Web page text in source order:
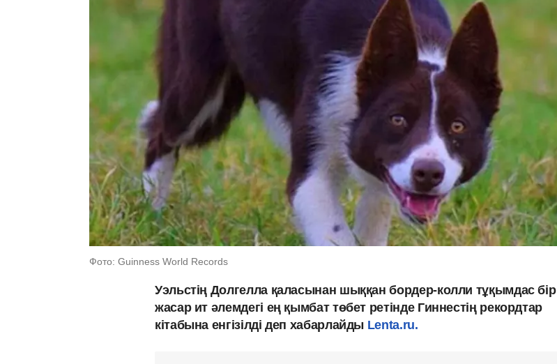
Фото: Guinness World Records
Уэльстің Долгелла қаласынан шыққан бордер-колли тұқымдас бір
жасар ит әлемдегі ең қымбат төбет ретінде Гиннестің рекордтар
кітабына енгізілді деп хабарлайды Lenta.ru.